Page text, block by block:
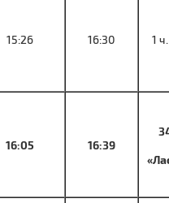
15:26 16:30 1
16:05 16:39